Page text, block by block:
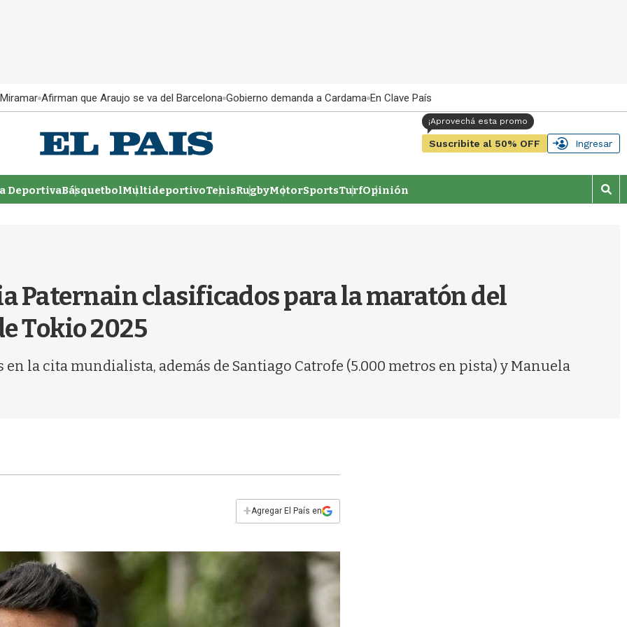
Afirman que Araujo se va del Barcelona Gobierno demanda a Cardama En Clave País
Suscribite al 50% OFF Ingresar
DeportivaBásquetbolMultideportivoTenisRugbyMotorSportsTurfOpinión
M
o
Paternain clasificados para la maratón del
Tokio 2025
la cita mundialista, además de Santiago Catrofe (5.000 metros en pista) y Manuela
+Agregar El País en